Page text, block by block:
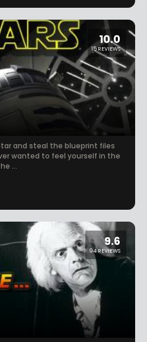
10.0
15 REVIEWS
and steal the blueprint files
wanted to feel yourself in the
...
9.6
94 REVIEWS